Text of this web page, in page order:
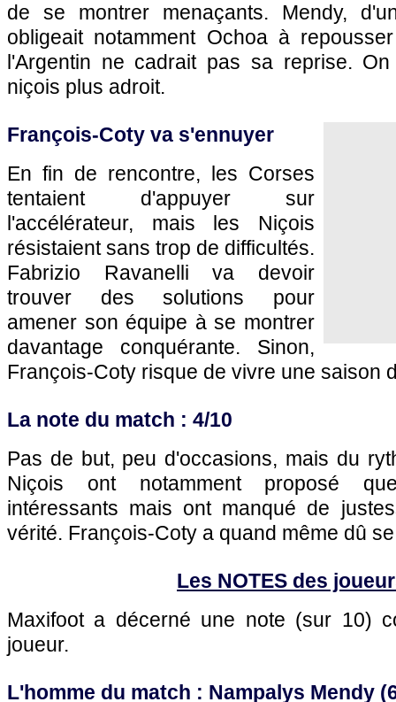
de se montrer menaçants. Mendy,
obligeait notamment Ochoa à
l'Argentin ne cadrait pas sa reprise.
niçois plus adroit.
François-Coty va s'ennuyer
En fin de rencontre, les Corses
tentaient d'appuyer sur
l'accélérateur, mais les Niçois
résistaient sans trop de difficultés.
Fabrizio Ravanelli va devoir
trouver des solutions pour
amener son équipe à se montrer
davantage conquérante. Sinon,
François-Coty risque de vivre une saison
La note du match : 4/10
Pas de but, peu d'occasions, mais du
Niçois ont notamment proposé
intéressants mais ont manqué de
vérité. François-Coty a quand même dû
Les NOTES des
Maxifoot a décerné une note (sur 10)
joueur.
L'homme du match : Nampalys Mendy